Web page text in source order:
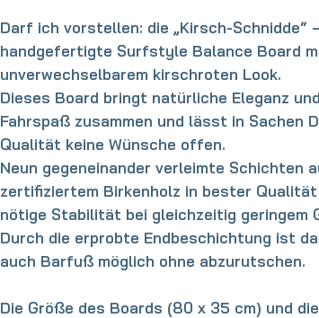
Darf ich vorstellen: die „Kirsch-Schnidde“
handgefertigte Surfstyle Balance Board
unverwechselbarem kirschroten Look.
Dieses Board bringt natürliche Eleganz
Fahrspaß zusammen und lässt in Sachen
Qualität keine Wünsche offen.
Neun gegeneinander verleimte Schichten
zertifiziertem Birkenholz in bester
nötige Stabilität bei gleichzeitig geringem
Durch die erprobte Endbeschichtung ist
auch Barfuß möglich ohne abzurutschen.
Die Größe des Boards (80 x 35 cm) und